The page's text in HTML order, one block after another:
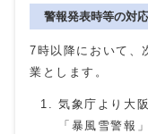
警報発表時等の対
7 時以降において、
業とします。
気象庁より大
「暴風雪警報